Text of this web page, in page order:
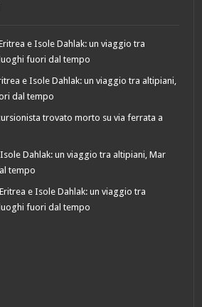
e Isole Dahlak: un viaggio tra
fuori dal tempo
e Isole Dahlak: un viaggio tra altipiani,
dal tempo
trovato morto su via ferrata a
Dahlak: un viaggio tra altipiani, Mar
tempo
Eritrea e Isole Dahlak: un viaggio tra
fuori dal tempo